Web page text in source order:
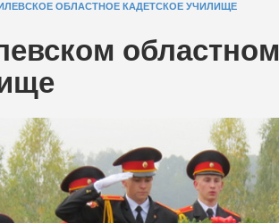
ОБЛАСТНОЕ КАДЕТСКОЕ УЧИЛИЩЕ
областном